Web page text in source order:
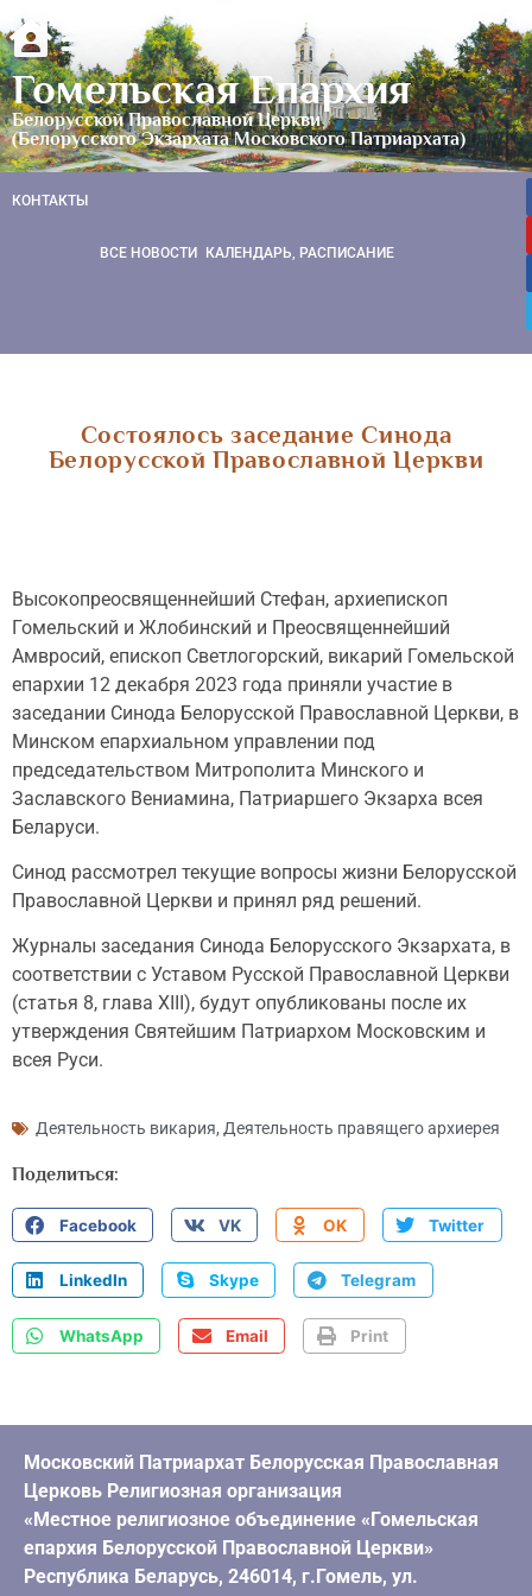
Гомельская Епархия
Белорусской Православной Церкви
(Белорусского Экзархата Московского Патриархата)
КОНТАКТЫ
ВСЕ НОВОСТИ КАЛЕНДАРЬ, РАСПИСАНИЕ
Cостоялось заседание Синода
Белорусской Православной Церкви
Высокопреосвященнейший Стефан, архиепископ
Гомельский и Жлобинский и Преосвященнейший
Амвросий, епископ Светлогорский, викарий Гомельской
епархии 12 декабря 2023 года приняли участие в
заседании Синода Белорусской Православной Церкви, в
Минском епархиальном управлении под
председательством Митрополита Минского и
Заславского Вениамина, Патриаршего Экзарха всея
Беларуси.
Синод рассмотрел текущие вопросы жизни Белорусской
Православной Церкви и принял ряд решений.
Журналы заседания Синода Белорусского Экзархата, в
соответствии с Уставом Русской Православной Церкви
(статья 8, глава XIII), будут опубликованы после их
утверждения Святейшим Патриархом Московским и
всея Руси.
Деятельность викария, Деятельность правящего архиерея
Поделиться:
Facebook VK OK Twitter
LinkedIn Skype Telegram
WhatsApp Email Print
Московский Патриархат Белорусская Православная
Церковь Религиозная организация
«Местное религиозное объединение «Гомельская
епархия Белорусской Православной Церкви»
Республика Беларусь, 246014, г.Гомель, ул.